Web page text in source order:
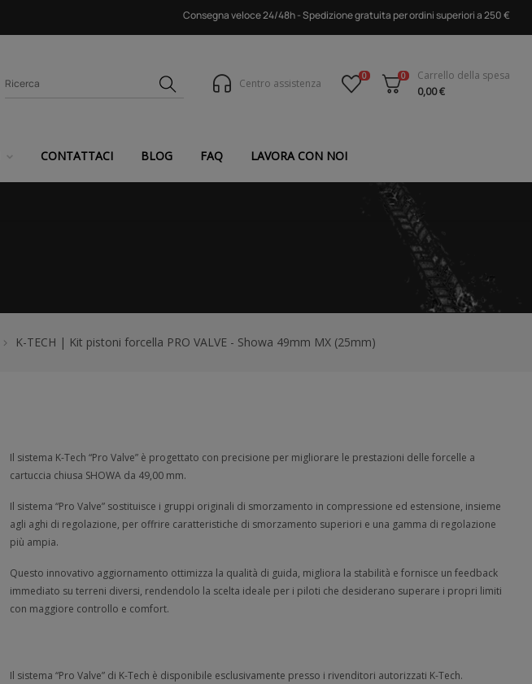
Consegna veloce 24/48h - Spedizione gratuita per ordini superiori a 250 €
Centro assistenza
0 0
Carrello della spesa
0,00 €
CONTATTACI BLOG FAQ LAVORA CON NOI
K-TECH | Kit pistoni forcella PRO VALVE - Showa 49mm MX (25mm)
Il sistema K-Tech “Pro Valve” è progettato con precisione per migliorare le prestazioni delle forcelle a
cartuccia chiusa SHOWA da 49,00 mm.
Il sistema “Pro Valve” sostituisce i gruppi originali di smorzamento in compressione ed estensione, insieme
agli aghi di regolazione, per offrire caratteristiche di smorzamento superiori e una gamma di regolazione
più ampia.
Questo innovativo aggiornamento ottimizza la qualità di guida, migliora la stabilità e fornisce un feedback
immediato su terreni diversi, rendendolo la scelta ideale per i piloti che desiderano superare i propri limiti
con maggiore controllo e comfort.
Il sistema “Pro Valve” di K-Tech è disponibile esclusivamente presso i rivenditori autorizzati K-Tech.